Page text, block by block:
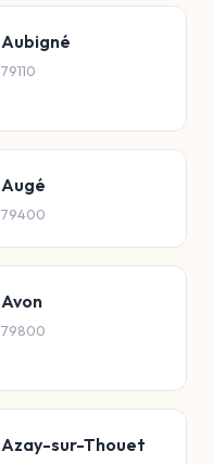
Aubigné
79110
Augé
79400
Avon
79800
Azay-sur-Thouet